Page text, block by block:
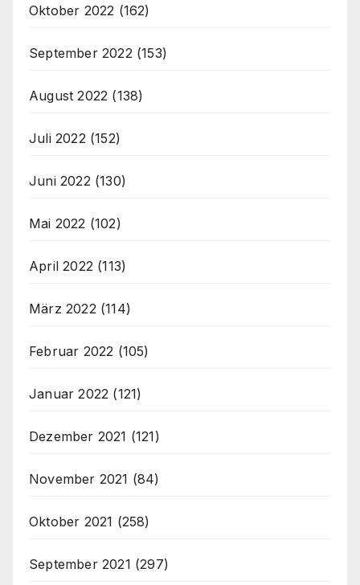
Oktober 2022 (162)
September 2022 (153)
August 2022 (138)
Juli 2022 (152)
Juni 2022 (130)
Mai 2022 (102)
April 2022 (113)
März 2022 (114)
Februar 2022 (105)
Januar 2022 (121)
Dezember 2021 (121)
November 2021 (84)
Oktober 2021 (258)
September 2021 (297)